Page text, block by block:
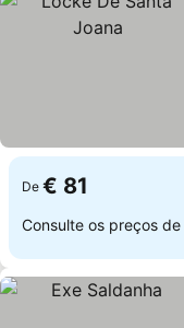
De € 81
Consulte os preços de